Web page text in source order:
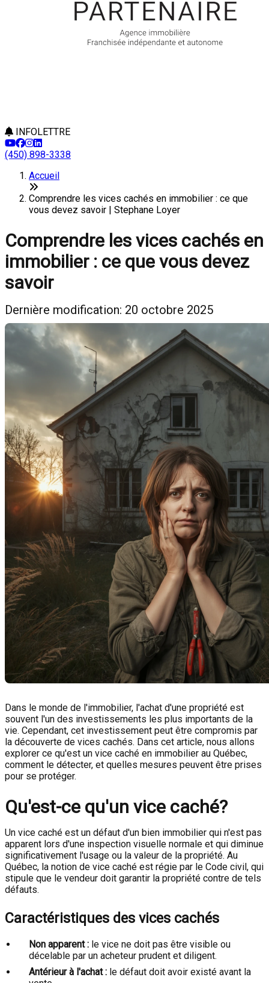
INFOLETTRE
(450) 898-3338
Accueil
Comprendre les vices cachés en immobilier : ce que
vous devez savoir | Stephane Loyer
Comprendre les vices cachés en
immobilier : ce que vous devez
savoir
Dernière modification: 20 octobre 2025
Dans le monde de l'immobilier, l'achat d'une propriété est
souvent l'un des investissements les plus importants de la
vie. Cependant, cet investissement peut être compromis par
la découverte de vices cachés. Dans cet article, nous allons
explorer ce qu'est un vice caché en immobilier au Québec,
comment le détecter, et quelles mesures peuvent être prises
pour se protéger.
Qu'est-ce qu'un vice caché?
Un vice caché est un défaut d'un bien immobilier qui n'est pas
apparent lors d'une inspection visuelle normale et qui diminue
significativement l'usage ou la valeur de la propriété. Au
Québec, la notion de vice caché est régie par le Code civil, qui
stipule que le vendeur doit garantir la propriété contre de tels
défauts.
Caractéristiques des vices cachés
Non apparent : le vice ne doit pas être visible ou
décelable par un acheteur prudent et diligent.
Antérieur à l'achat : le défaut doit avoir existé avant la